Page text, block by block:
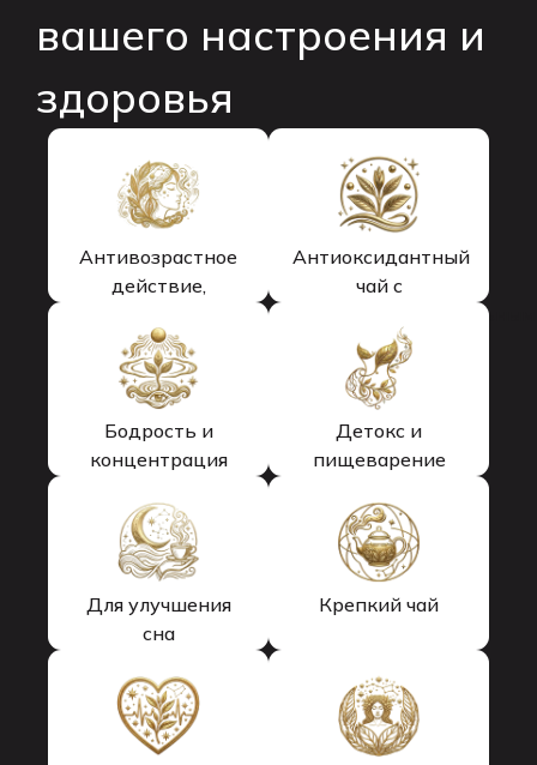
КОНТАКТЫ
вашего настроения и
здоровья
Антивозрастное
действие,
Антиоксидантный
чай с
противовоспалительным
действием
Бодрость и
концентрация
Детокс и
пищеварение
Для улучшения
сна
Крепкий чай